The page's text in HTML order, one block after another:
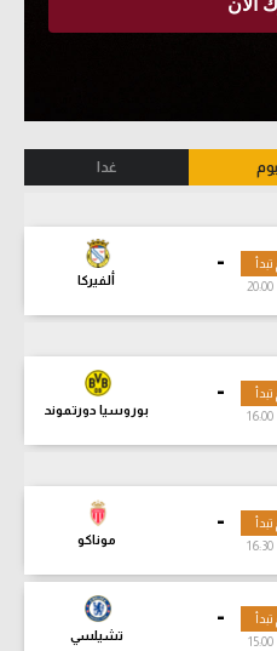
غدا
-
ألفيركا
تبدأ
-
بوروسيا دورتموند
تبدأ
-
موناكو
تبدأ
-
تشيلسي
تبدأ
15:00